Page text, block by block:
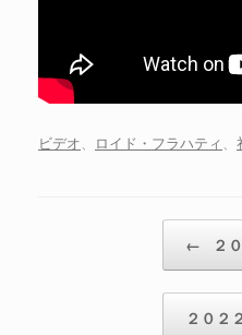
ビデオ、 ロイド・フラハティ、
← ２
２０２